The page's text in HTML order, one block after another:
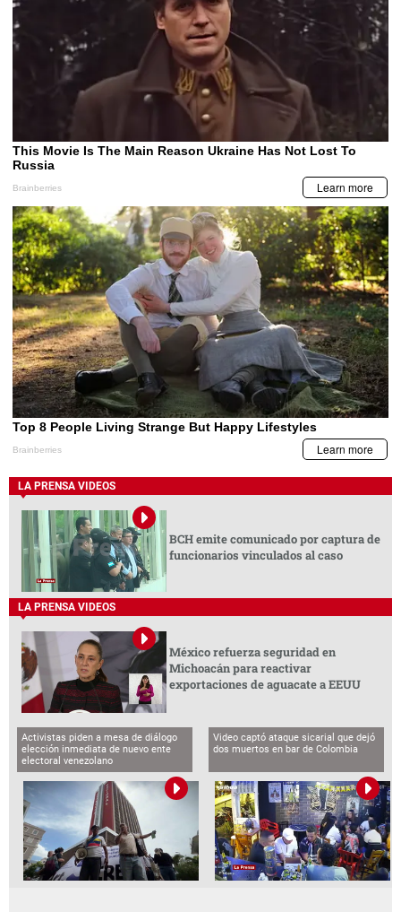
LA PRENSA VIDEOS
BCH emite comunicado por captura de
funcionarios vinculados al caso
LA PRENSA VIDEOS
México refuerza seguridad en
Michoacán para reactivar
exportaciones de aguacate a EEUU
Activistas piden a mesa de diálogo
elección inmediata de nuevo ente
electoral venezolano
Video captó ataque sicarial que dejó
dos muertos en bar de Colombia